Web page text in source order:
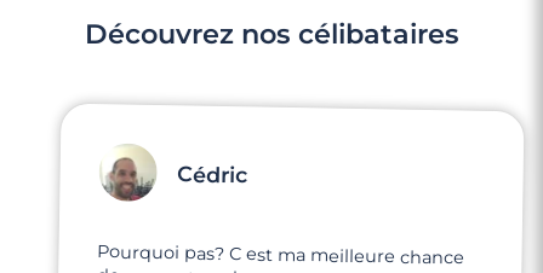
Découvrez nos célibataires
Cédric
Pourquoi pas? C est ma meilleure chance